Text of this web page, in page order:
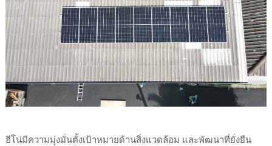
ฮีโน่มีความมุ่งมั่นตั้งเป้าหมายด้านสิ่งแวดล้อม และพัฒนาที่ยั่งยืน